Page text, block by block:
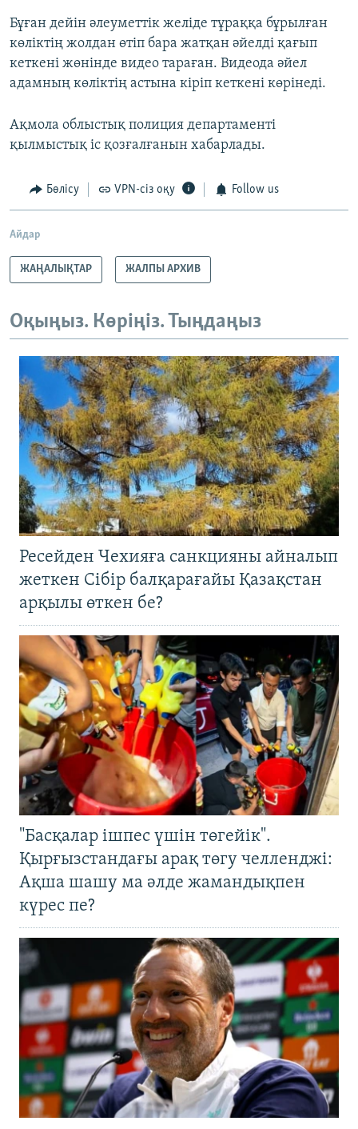
Бұған дейін әлеуметтік желіде тұраққа бұрылған
көліктің жолдан өтіп бара жатқан әйелді қағып
кеткені жөнінде видео тараған. Видеода әйел
адамның көліктің астына кіріп кеткені көрінеді.
Ақмола облыстық полиция департаменті
қылмыстық іс қозғалғанын хабарлады.
Бөлісу VPN-сіз оқу Follow us
Айдар
ЖАҢАЛЫҚТАР ЖАЛПЫ АРХИВ
Оқыңыз. Көріңіз. Тыңдаңыз
Ресейден Чехияға санкцияны айналып
жеткен Сібір балқарағайы Қазақстан
арқылы өткен бе?
"Басқалар ішпес үшін төгейік".
Қырғызстандағы арақ төгу челленджі:
Ақша шашу ма әлде жамандықпен
күрес пе?